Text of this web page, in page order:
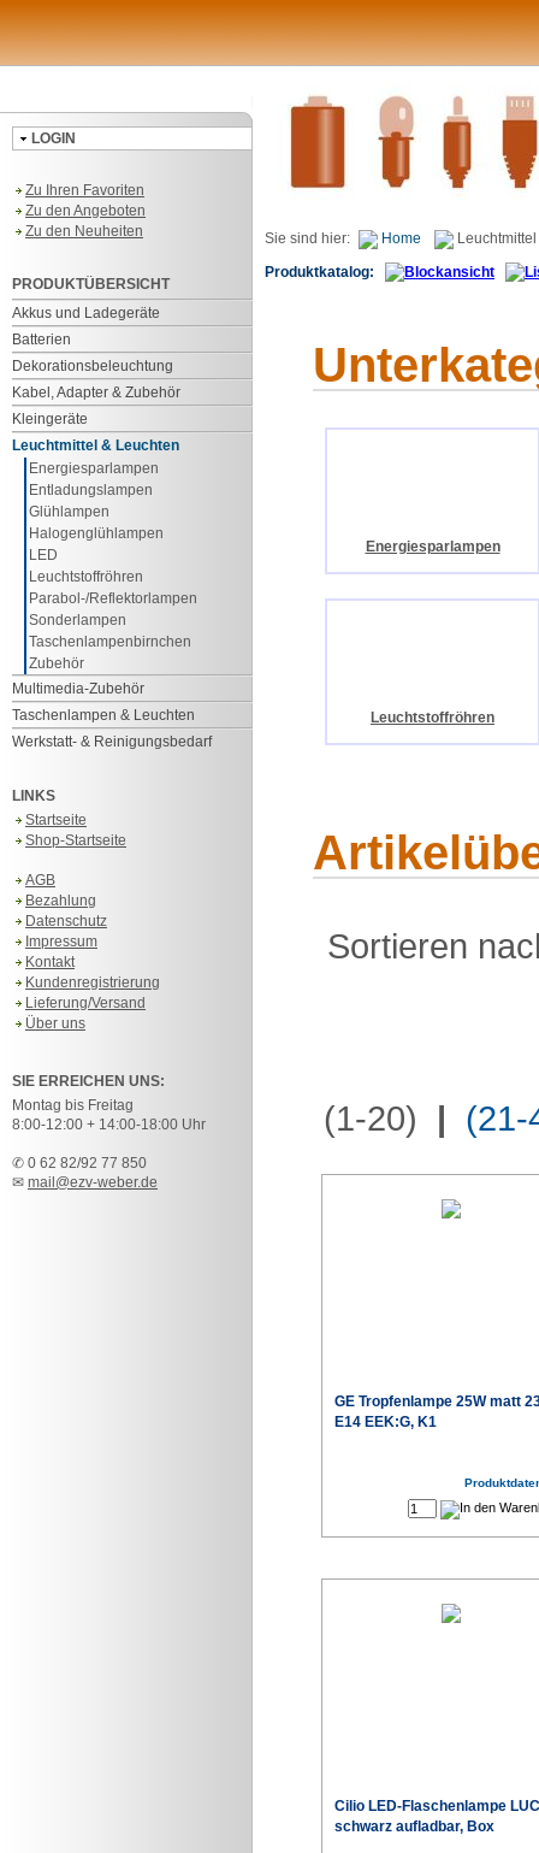
LOGIN
Zu Ihren Favoriten
Zu den Angeboten
Zu den Neuheiten
PRODUKTÜBERSICHT
Akkus und Ladegeräte
Batterien
Dekorationsbeleuchtung
Kabel, Adapter & Zubehör
Kleingeräte
Leuchtmittel & Leuchten
Energiesparlampen
Entladungslampen
Glühlampen
Halogenglühlampen
LED
Leuchtstoffröhren
Parabol-/Reflektorlampen
Sonderlampen
Taschenlampenbirnchen
Zubehör
Multimedia-Zubehör
Taschenlampen & Leuchten
Werkstatt- & Reinigungsbedarf
LINKS
Startseite
Shop-Startseite
AGB
Bezahlung
Datenschutz
Impressum
Kontakt
Kundenregistrierung
Lieferung/Versand
Über uns
SIE ERREICHEN UNS:
Montag bis Freitag
8:00-12:00 + 14:00-18:00 Uhr
✆ 0 62 82/92 77 850
✉ mail@ezv-weber.de
Sie sind hier: Home
Produktkatalog:
Energiesparlampen
Leuchtstoffröhren
Sortieren
(1-20) | (21-
GE Tropfenlampe 25W matt
E14 EEK:G, K1
Cilio LED-Flaschenlampe
schwarz aufladbar, Box